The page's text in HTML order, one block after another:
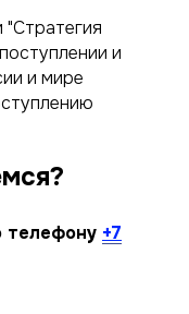
и
и мире
телефону +7